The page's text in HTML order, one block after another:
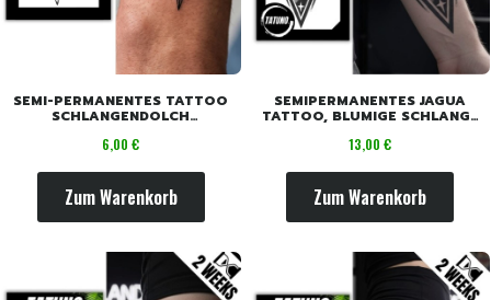
SEMI-PERMANENTES TATTOO
SCHLANGENDOLCH
Preis
6,00 €
Zum Warenkorb
SEMIPERMANENTES JAGUA
TATTOO, BLUMIGE SCHLANGE
Preis
13,00 €
Zum Warenkorb